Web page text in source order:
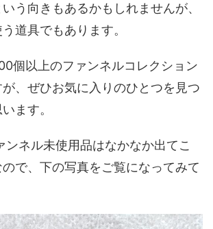
う向きもあるかもしれませんが、
道具でもあります。
個以上のファンネルコレクション
、ぜひお気に入りのひとつを見つ
ます。
ネル未使用品はなかなか出てこ
で、下の写真をご覧になってみて